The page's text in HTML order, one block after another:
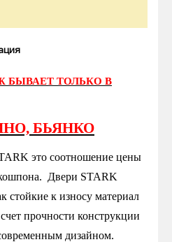
ТОЛЬКО В
БЬЯНКО
это соотношение цены
Двери STARK
стойкие к износу материал
прочности конструкции
дизайном.